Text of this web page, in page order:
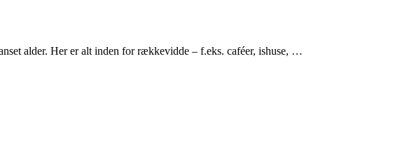
alder. Her er alt inden for rækkevidde – f.eks. caféer, ishuse, …